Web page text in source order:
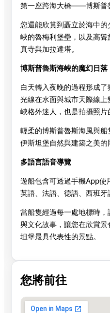
第一座跨海大橋——博斯普
您還能欣賞到矗立於海中
峽的魯梅利堡壘，以及高
真寺與加拉達塔。
博斯普魯斯海峽的魔幻日落
白天轉入夜晚的過程形成
光線在水面與城市天際線
峽格外迷人，也是拍攝照片
輕柔的博斯普魯斯海風與
伊斯坦堡自然與建築之美的
多語言語音導覽
遊船包含可透過手機App使
英語、法語、德語、西班牙
當船隻經過每一處地標時
與文化故事，讓您在欣賞
坦堡最具代表性的景點。
您將前往